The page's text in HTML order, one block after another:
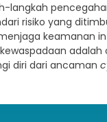
langkah
risiko yang
keamanan
diri dari ancaman